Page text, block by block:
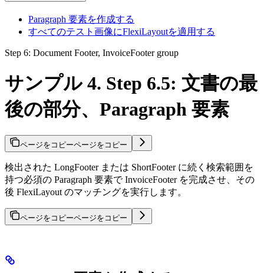
Paragraph 要素を作成する
すべてのテスト画像にFlexiLayoutを適用する
Step 6: Document Footer, InvoiceFooter group
サンプル 4. Step 6.5: 文書の最
後の部分、Paragraph 要素
ページをコピーページをコピー
検出された LongFooter または ShortFooter に続く検索範囲を
持つ必須の Paragraph 要素で InvoiceFooter を完成させ、その
後 FlexiLayout のマッチングを実行します。
ページをコピーページをコピー